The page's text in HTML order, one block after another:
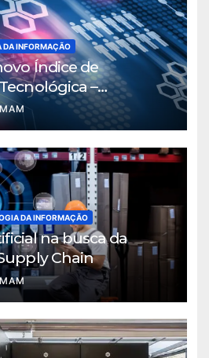
DA INFORMAÇÃO
Índice de
–
DA INFORMAÇÃO
na busca da
Chain